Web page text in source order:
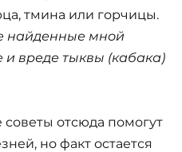
тмина или горчицы.
найденные мной
и вреде тыквы (кабака)
отсюда помогут
но факт остается